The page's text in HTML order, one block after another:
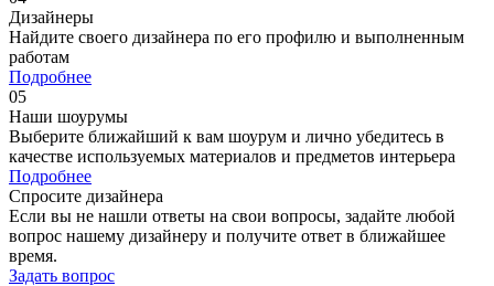
Дизайнеры
Найдите своего дизайнера по его профилю и выполненным
работам
Подробнее
05
Наши шоурумы
Выберите ближайший к вам шоурум и лично убедитесь в
качестве используемых материалов и предметов интерьера
Подробнее
Спросите дизайнера
Если вы не нашли ответы на свои вопросы, задайте любой
вопрос нашему дизайнеру и получите ответ в ближайшее
время.
Задать вопрос